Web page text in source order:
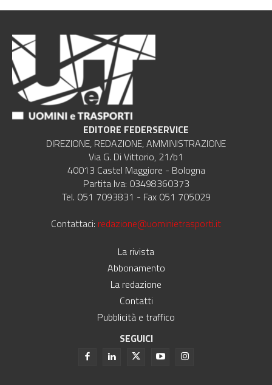
EDITORE FEDERSERVICE
DIREZIONE, REDAZIONE, AMMINISTRAZIONE
Via G. Di Vittorio, 21/b1
40013 Castel Maggiore - Bologna
Partita Iva: 03498360373
Tel. 051 7093831 - Fax 051 705029
Contattaci: redazione@uominietrasporti.it
La rivista
Abbonamento
La redazione
Contatti
Pubblicità e traffico
SEGUICI